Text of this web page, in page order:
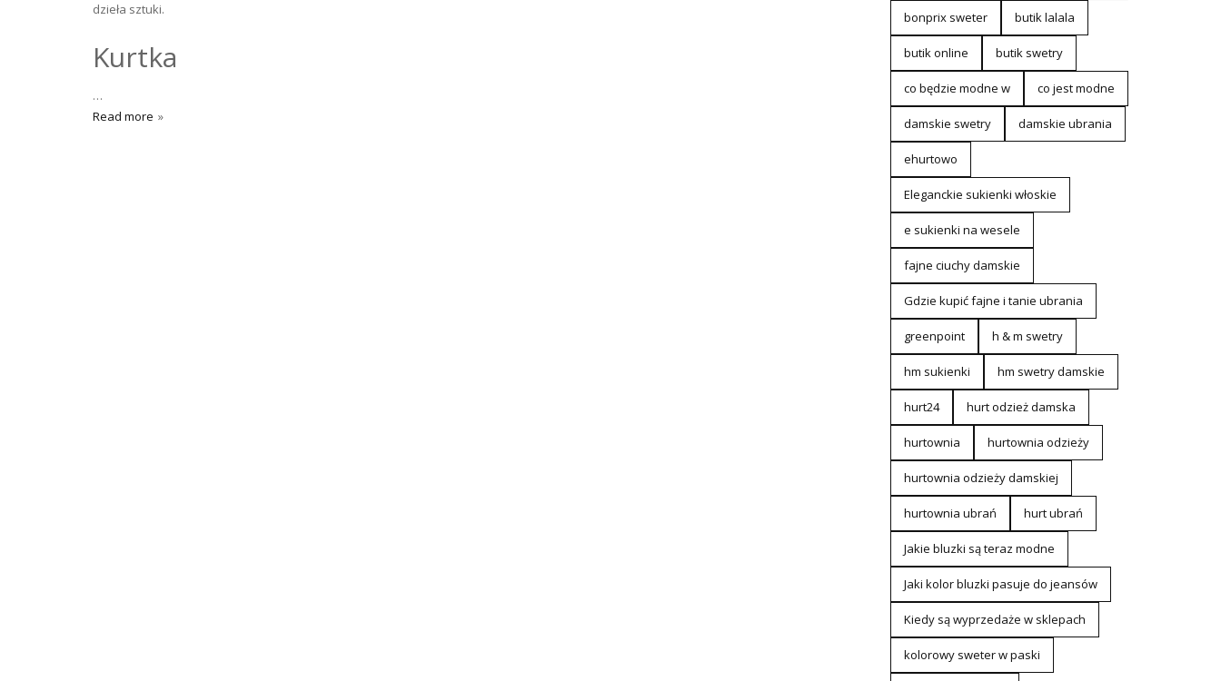
dzieła sztuki.
Kurtka
…
Read more
bonprix sweter butik lalala
butik online butik swetry
co będzie modne w co jest modne
damskie swetry damskie ubrania
ehurtowo
Eleganckie sukienki włoskie
e sukienki na wesele
fajne ciuchy damskie
Gdzie kupić fajne i tanie ubrania
greenpoint h & m swetry
hm sukienki hm swetry damskie
hurt24 hurt odzież damska
hurtownia hurtownia odzieży
hurtownia odzieży damskiej
hurtownia ubrań hurt ubrań
Jakie bluzki są teraz modne
Jaki kolor bluzki pasuje do jeansów
Kiedy są wyprzedaże w sklepach
kolorowy sweter w paski